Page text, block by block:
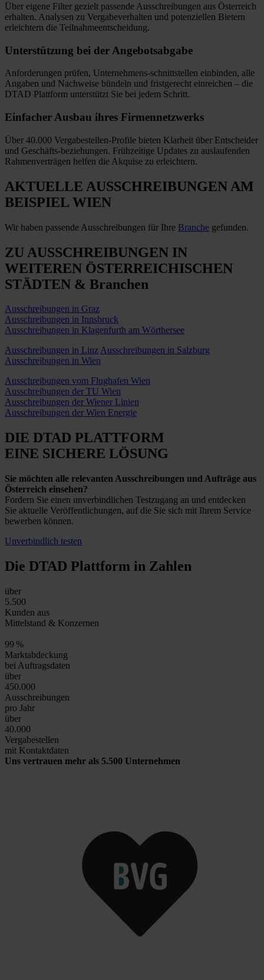
Über eigene Filter gezielt passende Ausschreibungen aus Österreich
erhalten. Analysen zu Vergabeverhalten und potenziellen Bietern
erleichtern die Teilnahmeentscheidung.
Unterstützung bei der Angebotsabgabe
Anforderungen prüfen, Unternehmens-schnittstellen einbinden, alle
Angaben und Nachweise bündeln und fristgerecht einreichen – die
DTAD Plattform unterstützt Sie bei jedem Schritt.
Einfacher Ausbau ihres Firmennetzwerks
Über 40.000 Vergabestellen-Profile bieten Klarheit über Entscheider
und Geschäfts-beziehungen. Frühzeitige Updates zu auslaufenden
Rahmenverträgen helfen die Akquise zu erleichtern.
AKTUELLE AUSSCHREIBUNGEN AM
BEISPIEL WIEN
Wir haben passende Ausschreibungen für Ihre Branche gefunden.
ZU AUSSCHREIBUNGEN IN
WEITEREN ÖSTERREICHISCHEN
STÄDTEN & Branchen
Ausschreibungen in Graz
Ausschreibungen in Innsbruck
Ausschreibungen in Klagenfurth am Wörthersee
Ausschreibungen in LinzAusschreibungen in Salzburg
Ausschreibungen in Wien
Ausschreibungen vom Flughafen Wien
Ausschreibungen der TU Wien
Ausschreibungen der Wiener Linien
Ausschreibungen der Wien Energie
DIE DTAD PLATTFORM
EINE SICHERE LÖSUNG
Sie möchten alle relevanten Ausschreibungen und Aufträge aus
Österreich einsehen?
Fordern Sie einen unverbindlichen Testzugang an und entdecken
Sie aktuelle Veröffentlichungen, auf die Sie sich mit Ihrem Service
bewerben können.
Unverbindlich testen
Die DTAD Plattform in Zahlen
über
5.500
Kunden aus
Mittelstand & Konzernen
99 %
Marktabdeckung
bei Auftragsdaten
über
450.000
Ausschreibungen
pro Jahr
über
40.000
Vergabestellen
mit Kontaktdaten
Uns vertrauen mehr als 5.500 Unternehmen